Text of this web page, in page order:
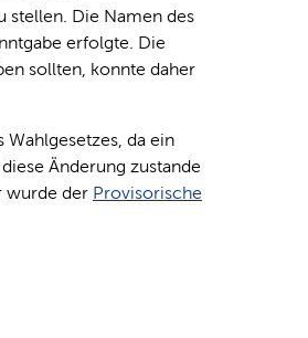
stellen. Die Namen des
erfolgte. Die
sollten, konnte daher
da ein
Änderung zustande
wurde der Provisorische